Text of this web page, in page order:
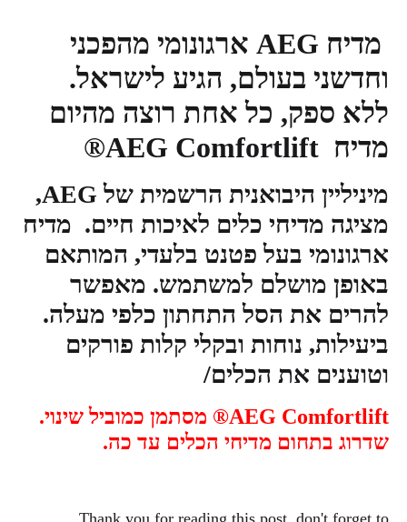
מדיח AEG ארגונומי מהפכני
וחדשני בעולם, הגיע לישראל.
ללא ספק, כל אחת רוצה מהיום
מדיח AEG Comfortlift®
מיניליין היבואנית הרשמית שלAEG
,
מציגה מדיחי כלים לאיכות חיים. מדיח
ארגונומי בעל פטנט בלעדי, המותאם
באופן מושלם למשתמש. מאפשר
להרים את הסל התחתון כלפי מעלה.
ביעילות, נוחות ובקלי קלות פורקים
וטוענים את הכלים/
AEG Comfortlift® מסתמן כמוביל שינוי.
שדרוג בתחום מדיחי הכלים עד כה.